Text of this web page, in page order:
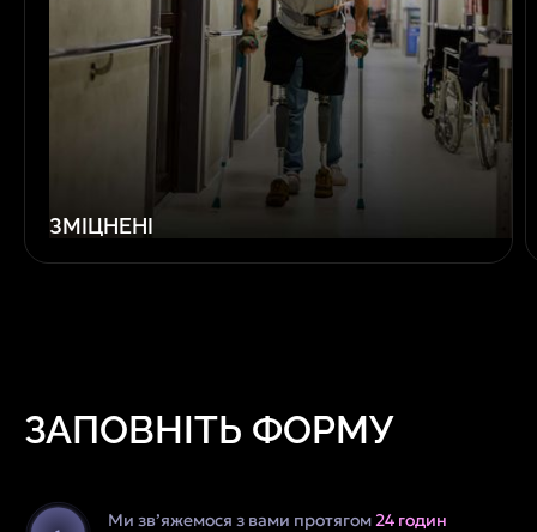
ЗМІЦНЕНІ
ЗАПОВНІТЬ ФОРМУ
Ми зв’яжемося з вами протягом24 годин